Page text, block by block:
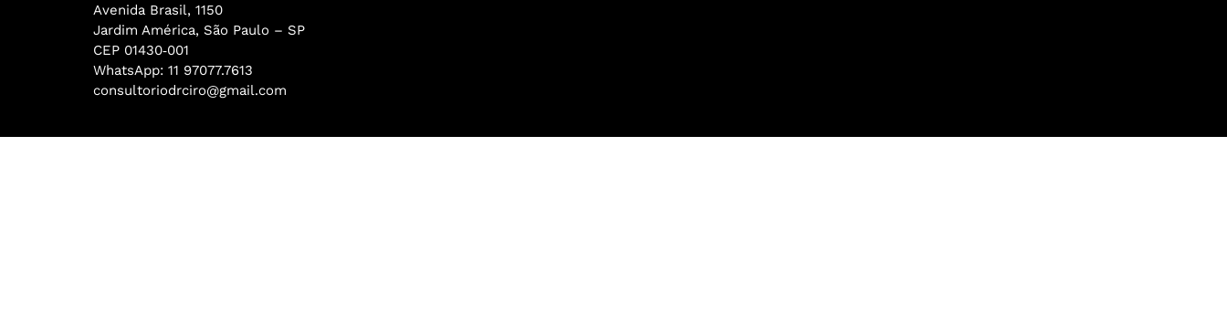
Avenida Brasil, 1150
Jardim América, São Paulo – SP
CEP 01430‑001
WhatsApp: 11 97077.7613
consultoriodrciro@gmail.com